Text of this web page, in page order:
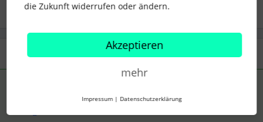
2 Antworten Älteste zuerst
die Zukunft widerrufen oder ändern.
Akzeptieren
mehr
Impressum | Datenschutzerklärung